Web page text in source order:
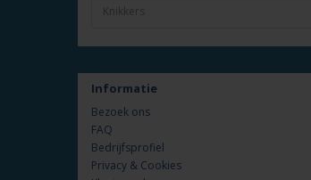
Knikkers
Informatie
Bezoek ons
FAQ
Bedrijfsprofiel
Privacy & Cookies